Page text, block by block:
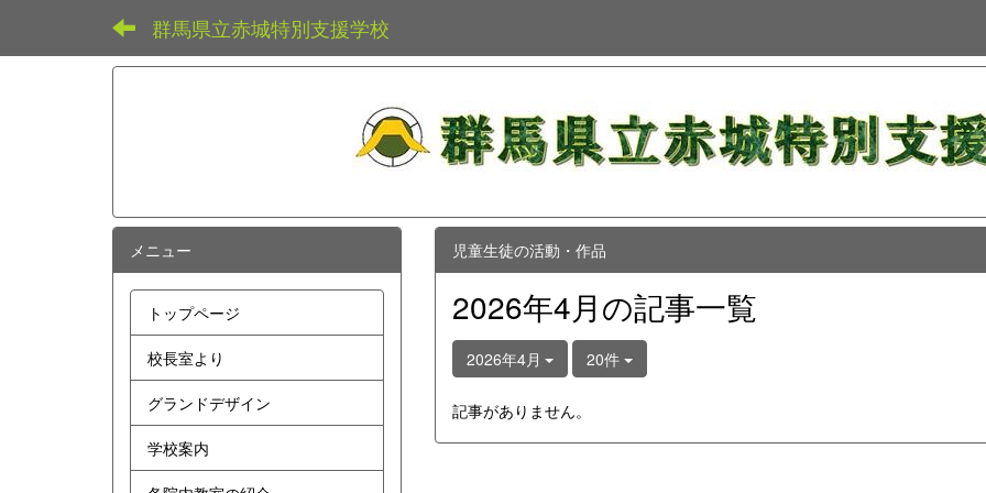
群馬県立赤城特別支援学校
児童生徒の活動・作品
2026年4月の記事一覧
2026年4月 20件
記事がありません。
メニュー
トップページ
校長室より
グランドデザイン
学校案内